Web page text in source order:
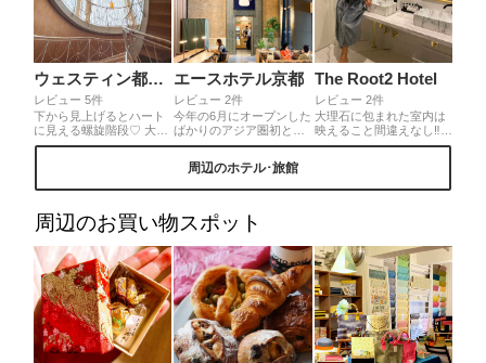
ウェスティン都ホテル京都
レビュー 5件
下から見上げるとハート
に見える螺旋階段♡ 大き
なホテルで自分達でこの
聞いたら丁寧に教えてい
エースホテル京都
レビュー 2件
今年の6月にオープンした
ばかりのアジア圏初とな
るエースホテル京都。エ
ースホテルはデザイン性
が高いことで有名で話題
の新スポットとなってい
日本初出店のStumptown
coffee roasters☕️💗また3
ょっと贅沢なおしゃれ朝
食が楽しめます☺️
The Root2 Hotel
レビュー 2件
大理石に包まれた室内は
映えること間違えなし‼︎家
具の一つ一つにこだわり
た🤣Netflixも見放題・キ
☺️位置情報が無いのは悲
しすぎる🥲‼︎皆様に知って
欲しいホテル❤︎
周辺のホテル･旅館
周辺のお買い物スポット